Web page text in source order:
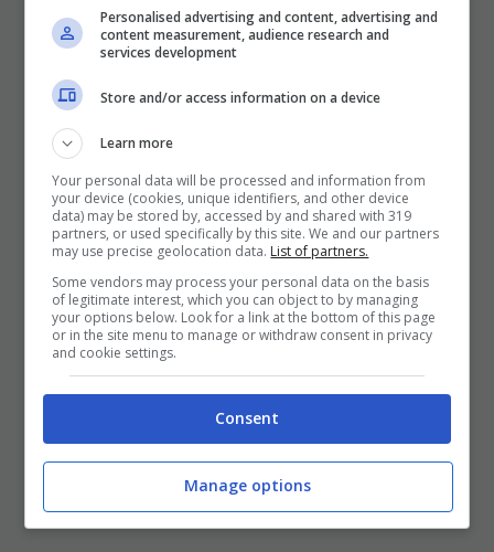
I Pro E I Contro Di Una Nuova Moda
Che Punta A Cambiare Il Tabacco
Per Sempre
25 Novembre 2025
Come mettere in sicurezza il
proprio sito web
Personalised advertising and content, advertising and
content measurement, audience research and
services development
Store and/or access information on a device
Learn more
Your personal data will be processed and information from
your device (cookies, unique identifiers, and other device
data) may be stored by, accessed by and shared with 319
partners, or used specifically by this site. We and our partners
may use precise geolocation data. List of partners.
Some vendors may process your personal data on the basis
of legitimate interest, which you can object to by managing
your options below. Look for a link at the bottom of this page
or in the site menu to manage or withdraw consent in privacy
and cookie settings.
Consent
Manage options